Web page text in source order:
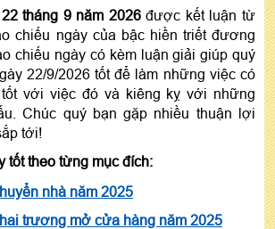
tháng 9 năm 2026được kết luận từ
chiếu ngày của bậc hiền triết đương
chiếu ngày có kèm luận giải giúp quý
22/9/2026 tốt để làm những việc có
với việc đó và kiêng kỵ với những
Chúc quý bạn gặp nhiều thuận lợi
tới!
tốt theo từng mục đích:
nhà năm 2025
trương mở cửa hàng năm 2025